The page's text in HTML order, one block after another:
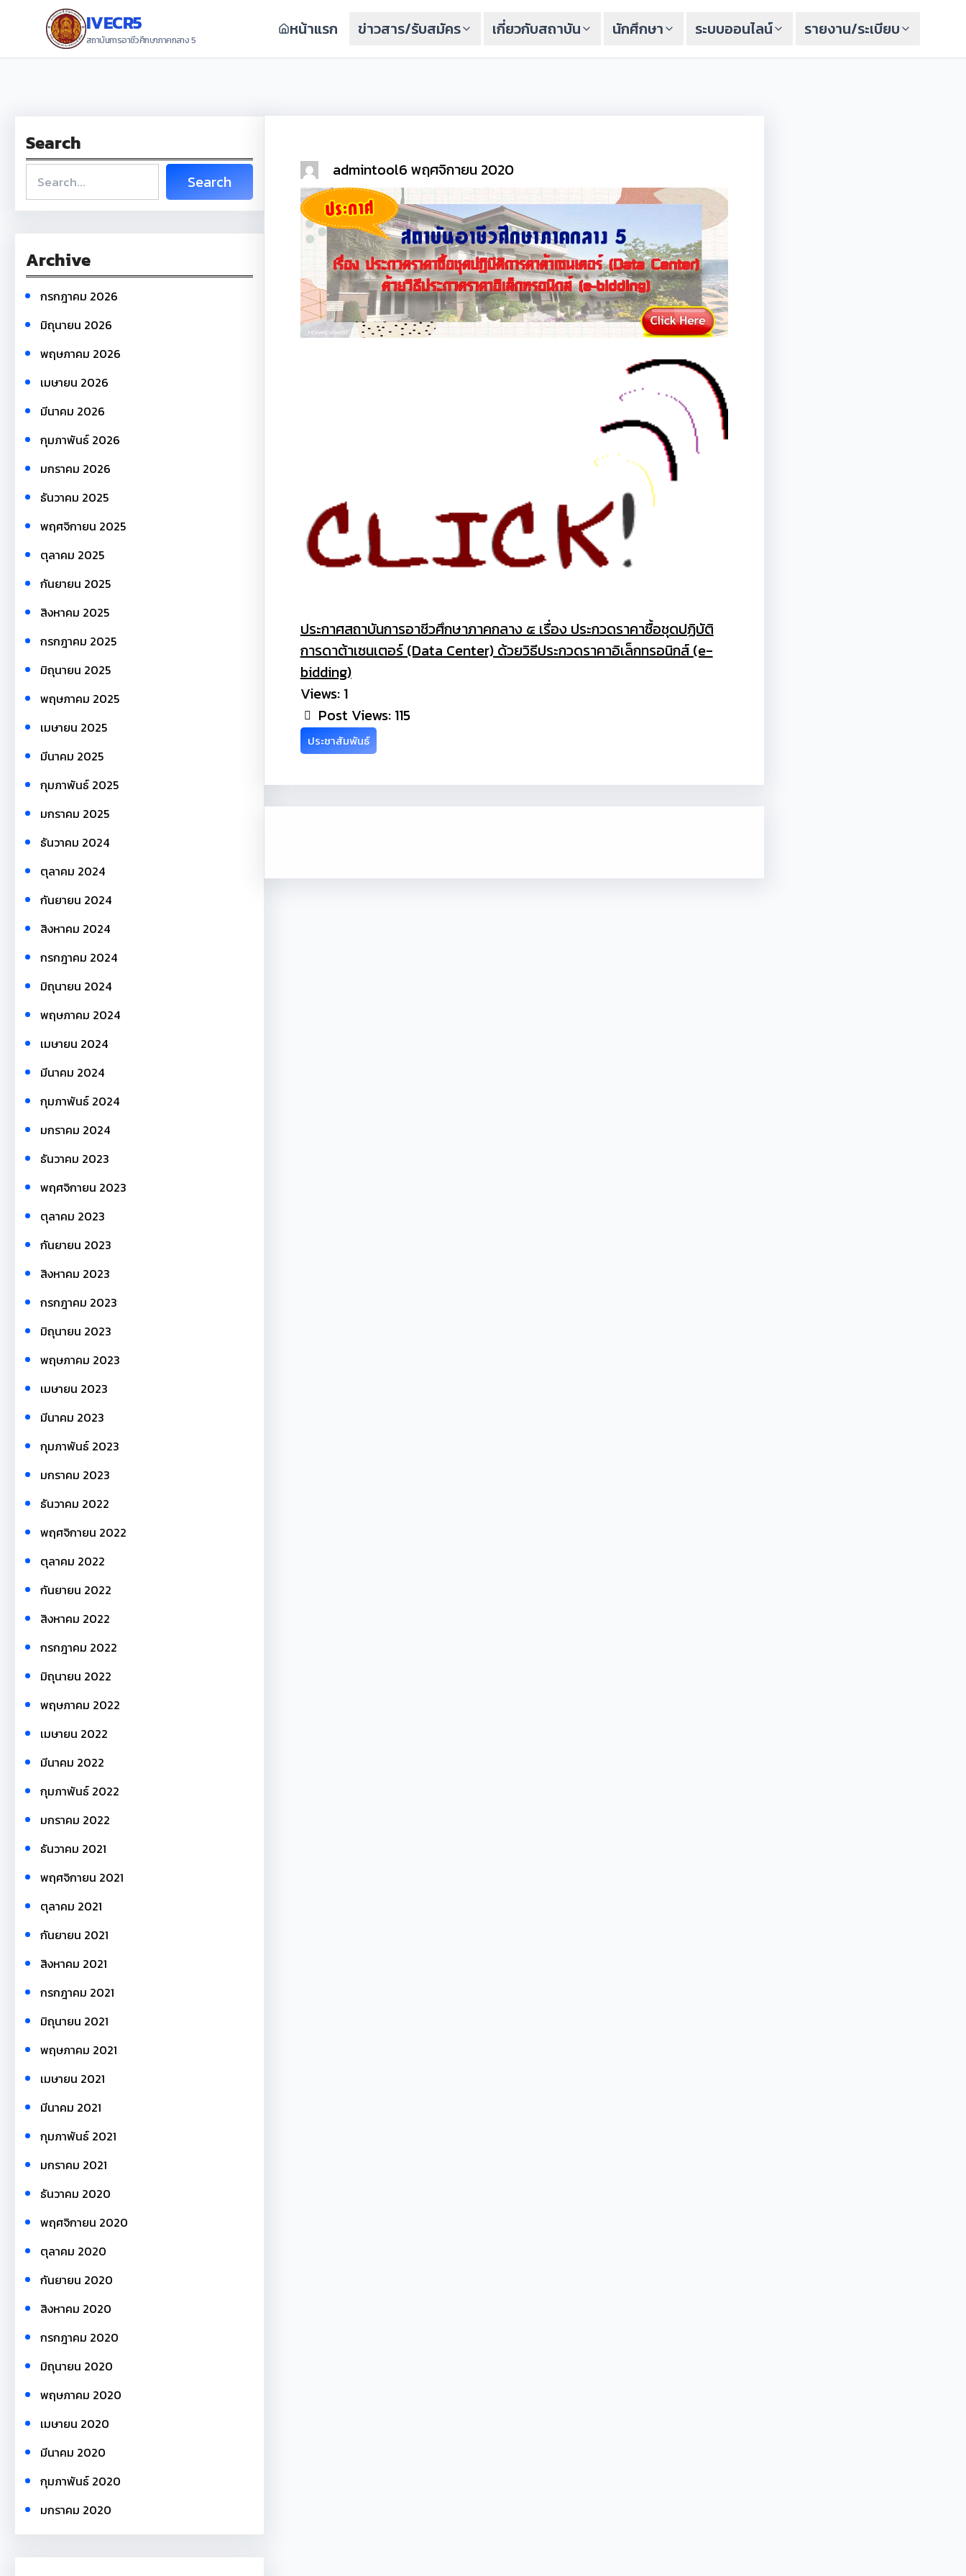
ยัง
IVECR5
สถาบันการอาชีวศึกษาภาคกลาง 5
หน้าแรก ข่าวสาร/รับสมัคร เกี่ยวกับสถาบัน นักศึกษา ระบบออนไลน์ รายงาน/ระเบียบ
Search
e
a
c
h
Search
Archive
กรกฎาคม 2026
มิถุนายน 2026
พฤษภาคม 2026
เมษายน 2026
มีนาคม 2026
กุมภาพันธ์ 2026
มกราคม 2026
ธันวาคม 2025
พฤศจิกายน 2025
ตุลาคม 2025
กันยายน 2025
สิงหาคม 2025
กรกฎาคม 2025
มิถุนายน 2025
พฤษภาคม 2025
เมษายน 2025
มีนาคม 2025
กุมภาพันธ์ 2025
มกราคม 2025
ธันวาคม 2024
ตุลาคม 2024
กันยายน 2024
สิงหาคม 2024
กรกฎาคม 2024
มิถุนายน 2024
พฤษภาคม 2024
เมษายน 2024
มีนาคม 2024
กุมภาพันธ์ 2024
มกราคม 2024
ธันวาคม 2023
พฤศจิกายน 2023
ตุลาคม 2023
กันยายน 2023
สิงหาคม 2023
กรกฎาคม 2023
มิถุนายน 2023
พฤษภาคม 2023
เมษายน 2023
มีนาคม 2023
กุมภาพันธ์ 2023
มกราคม 2023
ธันวาคม 2022
พฤศจิกายน 2022
ตุลาคม 2022
กันยายน 2022
สิงหาคม 2022
กรกฎาคม 2022
มิถุนายน 2022
พฤษภาคม 2022
เมษายน 2022
มีนาคม 2022
กุมภาพันธ์ 2022
มกราคม 2022
ธันวาคม 2021
พฤศจิกายน 2021
ตุลาคม 2021
กันยายน 2021
สิงหาคม 2021
กรกฎาคม 2021
มิถุนายน 2021
พฤษภาคม 2021
เมษายน 2021
มีนาคม 2021
กุมภาพันธ์ 2021
มกราคม 2021
ธันวาคม 2020
พฤศจิกายน 2020
ตุลาคม 2020
กันยายน 2020
สิงหาคม 2020
กรกฎาคม 2020
มิถุนายน 2020
พฤษภาคม 2020
เมษายน 2020
มีนาคม 2020
กุมภาพันธ์ 2020
มกราคม 2020
admintool6 พฤศจิกายน 2020
ประกาศสถาบันการอาชีวศึกษาภาคกลาง ๕ เรื่อง ประกวดราคาซื้อชุดปฏิบัติ
การดาต้าเซนเตอร์ (Data Center) ด้วยวิธีประกวดราคาอิเล็กทรอนิกส์ (e-
bidding)
Views: 1
Post Views: 115
ประชาสัมพันธ์